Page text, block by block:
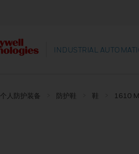
INDUSTRIAL
个人防护装备 防护鞋 鞋 1610